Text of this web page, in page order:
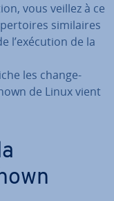
vous veillez à ce
si­mi­laires
l’exécution de la
les chan­ge­
de Linux vient